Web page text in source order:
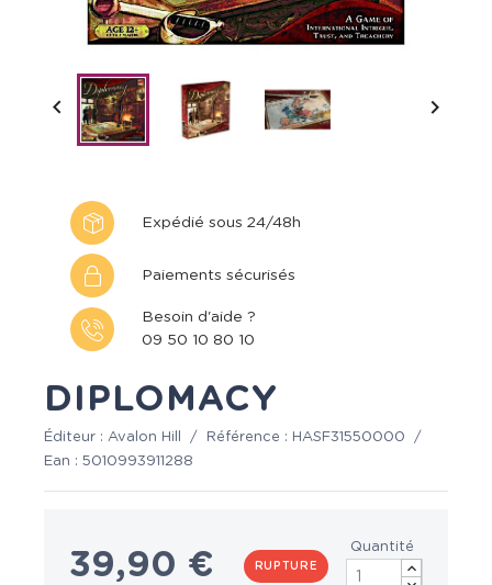
 
Expédié sous 24/48h
Paiements sécurisés
Besoin d'aide ?
09 50 10 80 10
DIPLOMACY
Éditeur : Avalon Hill / Référence : HASF31550000
/
Ean : 5010993911288
39,90 € RUPTURE
Quantité